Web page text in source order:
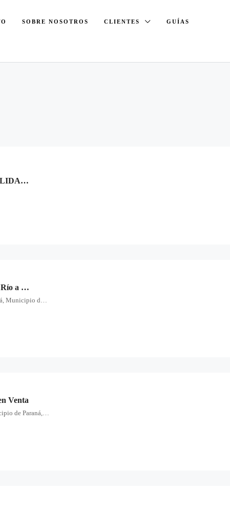
SOBRE NOSOTROS CLIENTES GUÍAS
Zona Seminario – Casa en Venta | FLEXIBILIDADES DE PAGO
Alameda de la Federación – Piso con vista al Río a la Venta
Venta
1632, Provincias Unidas, Barrio Gazzano, Paraná, Municipio de Paraná, Distrito Sauce, Departamento Paraná, Entre Ríos, 3102, Argentina